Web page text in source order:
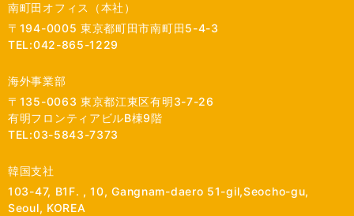
南町田オフィス（本社）
〒194-0005 東京都町田市南町田5-4-3
TEL:042-865-1229
海外事業部
〒135-0063 東京都江東区有明3-7-26
有明フロンティアビルB棟9階
TEL:03-5843-7373
韓国支社
103-47, B1F. , 10, Gangnam-daero 51-gil,Seocho-gu,
Seoul, KOREA